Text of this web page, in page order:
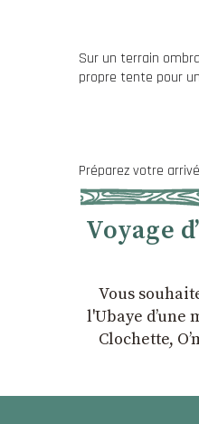
Sur un terrain
propre tente pour
Préparez votre
Voyage
Vous
l'Ubaye dʼune
Clochette,